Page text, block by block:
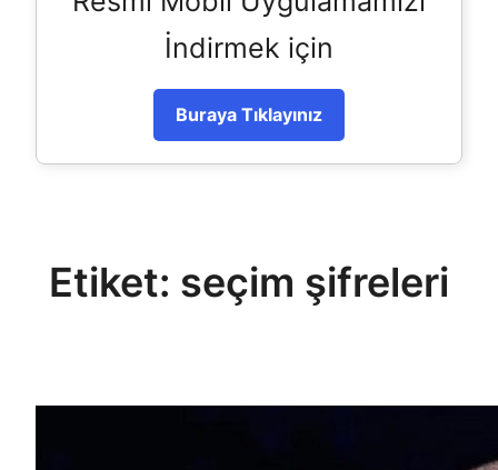
İndirmek için
Buraya Tıklayınız
Etiket: seçim şifreleri